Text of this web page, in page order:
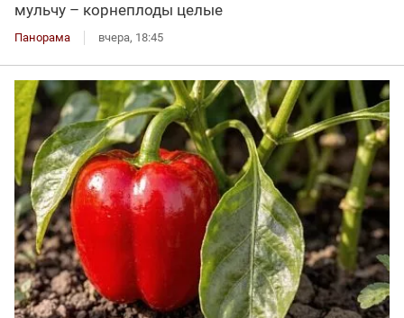
мульчу – корнеплоды целые
Панорама вчера, 18:45